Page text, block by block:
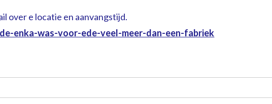
over e locatie en aanvangstijd.
enka-was-voor-ede-veel-meer-dan-een-fabriek